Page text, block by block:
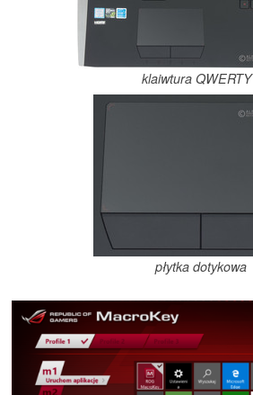
klaiwtura QWERTY
płytka dotykowa